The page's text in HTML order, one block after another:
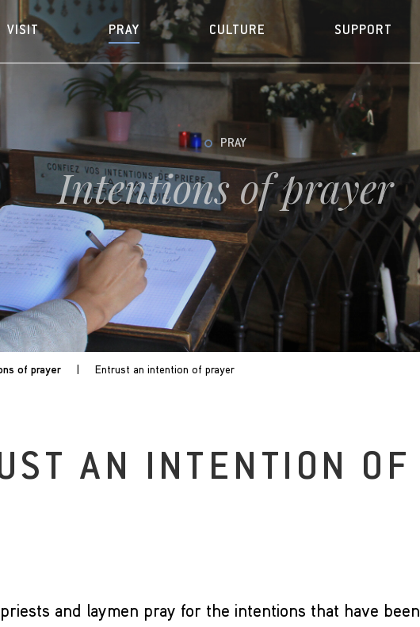
VISIT PRAY CULTURE
SUPPORT
PRAY
Intentions of prayer
of prayer | Entrust an intention of prayer
AN INTENTION OF
and laymen pray for the intentions that have been